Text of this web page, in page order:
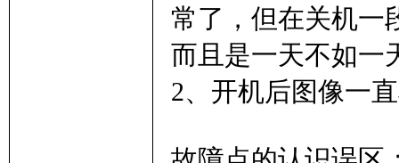
常了，但在关机一
而且是一天不如一
2、开机后图像一